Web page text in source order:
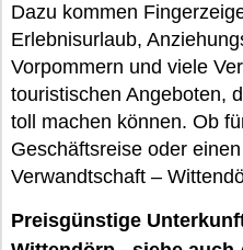
Dazu kommen
Erlebnisurlaub,
Vorpommern und viele
touristischen Angeboten,
toll machen können. Ob
Geschäftsreise oder
Verwandtschaft –
Preisgünstige